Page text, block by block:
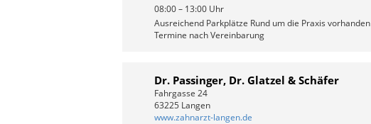
08:00 – 13:00 Uhr
Ausreichend Parkplätze Rund um die Praxis vorhanden
Termine nach Vereinbarung
Dr. Passinger, Dr. Glatzel & Schäfer
Fahrgasse 24
63225 Langen
www.zahnarzt-langen.de